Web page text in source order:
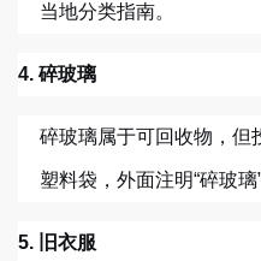
当地分类指南。
4. 碎玻璃
碎玻璃属于可回收物，但
塑料袋，外面注明“碎玻璃
5. 旧衣服